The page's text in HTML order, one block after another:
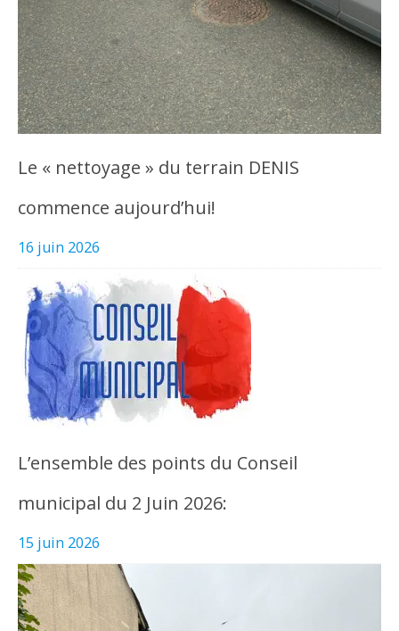
Le « nettoyage » du terrain DENIS
commence aujourd’hui!
16 juin 2026
L’ensemble des points du Conseil
municipal du 2 Juin 2026:
15 juin 2026